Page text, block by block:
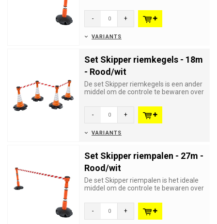
- +
VARIANTS
Set Skipper riemkegels - 18m
- Rood/wit
De set Skipper riemkegels is een ander
middel om de controle te bewaren over
- +
VARIANTS
Set Skipper riempalen - 27m -
Rood/wit
De set Skipper riempalen is het ideale
middel om de controle te bewaren over
- +